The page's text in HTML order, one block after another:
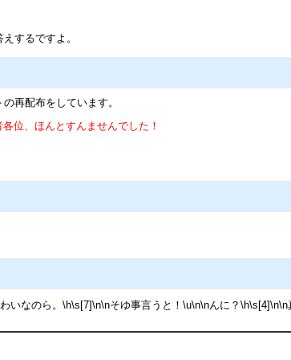
するですよ。
再配布をしています。
位、ほんとすんませんでした！
わいなのら。\h\s[7]\n\nそゆ事言うと！\u\n\nんに？